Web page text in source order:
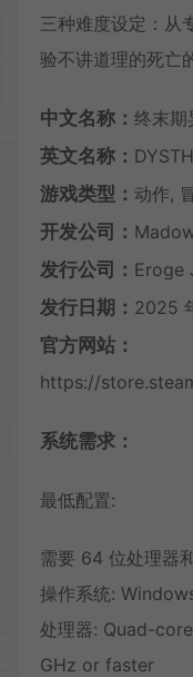
三种难度设定：从
验不讲道理的死亡
中文名称： 终末期
英文名称：
游戏类型： 动作,
开发公司：
发行公司： Eroge
发行日期： 2025
官方网站：
https://
系统需求：
最低配置:
需要 64 位处理器
操作系统:
处理器: Quad-
GHz or faster